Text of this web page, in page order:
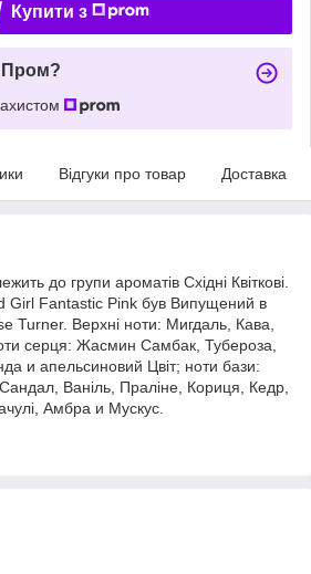
Купити з
Пром?
Відгуки про товар Доставка
до групи ароматів Східні Квіткові.
Girl Fantastic Pink був Випущений в
Turner. Верхні ноти: Мигдаль, Кава,
серця: Жасмин Самбак, Тубероза,
и апельсиновий Цвіт; ноти бази:
Ваніль, Праліне, Кориця, Кедр,
Амбра и Мускус.